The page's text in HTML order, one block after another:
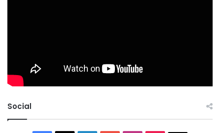
Social